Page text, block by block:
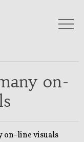
on-
on-line visuals